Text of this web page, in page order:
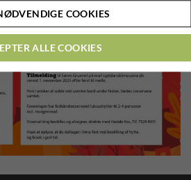
COOKIES
ALLE COOKIES